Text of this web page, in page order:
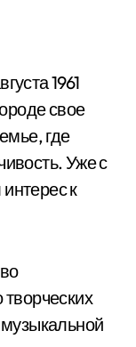
1961
свое
где
Уже с
к